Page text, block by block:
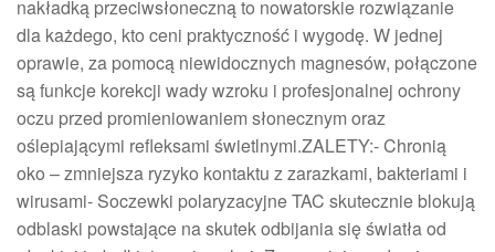
nakładką przeciwsłoneczną to nowatorskie rozwiązanie
dla każdego, kto ceni praktyczność i wygodę. W jednej
oprawie, za pomocą niewidocznych magnesów, połączone
są funkcje korekcji wady wzroku i profesjonalnej ochrony
oczu przed promieniowaniem słonecznym oraz
oślepiającymi refleksami świetlnymi.ZALETY:- Chronią
oko – zmniejsza ryzyko kontaktu z zarazkami, bakteriami i
wirusami- Soczewki polaryzacyjne TAC skutecznie blokują
odblaski powstające na skutek odbijania się światła od